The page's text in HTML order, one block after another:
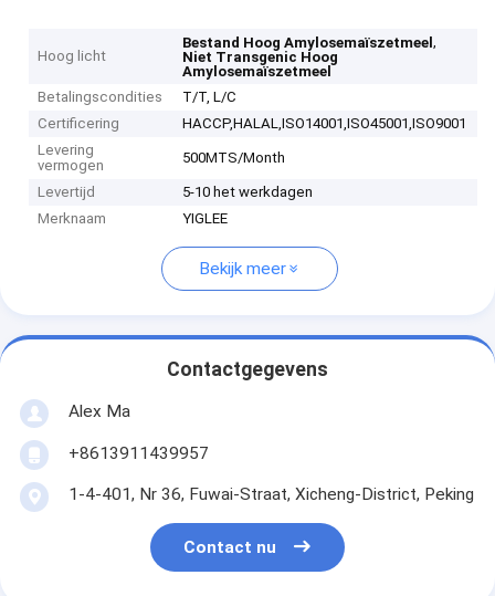
Hoog licht
Bestand Hoog Amylosemaïszetmeel,
Niet Transgenic Hoog
Amylosemaïszetmeel
Betalingscondities
T/T, L/C
Certificering
HACCP,HALAL,ISO14001,ISO45001,ISO9001
Levering
vermogen
500MTS/Month
Levertijd
5-10 het werkdagen
Merknaam
YIGLEE
Bekijk meer
Contactgegevens
Alex Ma
+8613911439957
1-4-401, Nr 36, Fuwai-Straat, Xicheng-District, Peking
Contact nu